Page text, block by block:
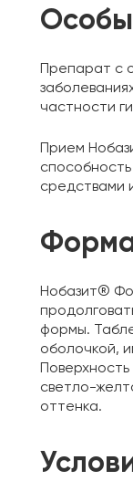
Препарат с
частности
Прием
средствами
Нобазит®
формы.
оболочкой,
светло-
оттенка.